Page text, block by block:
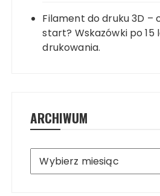
Filament do druku 3D –
start? Wskazówki po 15
drukowania.
ARCHIWUM
Archiwum